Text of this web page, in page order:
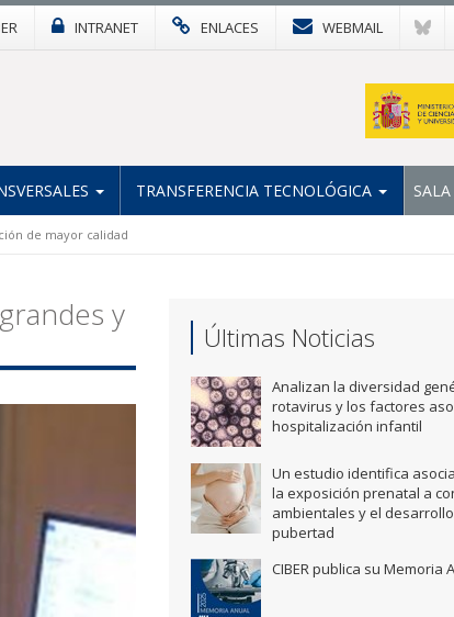
INTRANET ENLACES WEBMAIL
TRANSFERENCIA TECNOLÓGICA
de mayor calidad
y
Últimas Noticias
Analizan la diversidad
rotavirus y los factores
hospitalización infantil
Un estudio identifica
la exposición prenatal a
ambientales y el
pubertad
CIBER publica su Memoria